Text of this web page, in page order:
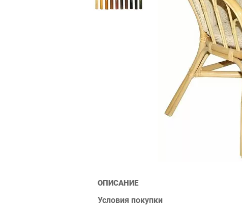
ОПИСАНИЕ
Условия покупки